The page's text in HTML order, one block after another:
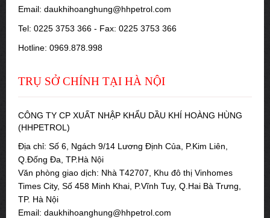
Email: daukhihoanghung@hhpetrol.com
Tel: 0225 3753 366 - Fax: 0225 3753 366
Hotline: 0969.878.998
TRỤ SỞ CHÍNH TẠI HÀ NỘI
CÔNG TY CP XUẤT NHẬP KHẨU DẦU KHÍ HOÀNG HÙNG
(HHPETROL)
Địa chỉ: Số 6, Ngách 9/14 Lương Định Của, P.Kim Liên,
Q.Đống Đa, TP.Hà Nội
Văn phòng giao dịch: Nhà T42707, Khu đô thị Vinhomes
Times City, Số 458 Minh Khai, P.Vĩnh Tuy, Q.Hai Bà Trưng,
TP. Hà Nội
Email: daukhihoanghung@hhpetrol.com